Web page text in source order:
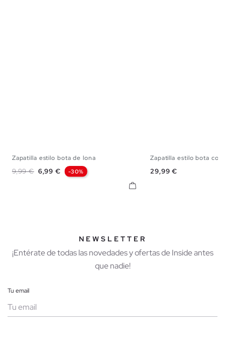
Zapatilla estilo bota de lona
Precio base
9,99 € Precio
6,99 € -30%
Zapatilla estilo bota
Precio
29,99 €
NEWSLETTER
¡Entérate de todas las novedades y ofertas de Inside antes
que nadie!
Tu email